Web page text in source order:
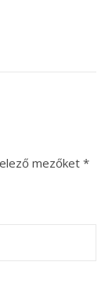
mezőket *